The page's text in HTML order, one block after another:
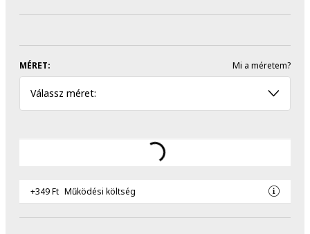
MÉRET: Mi a méretem?
Válassz méret:
+349 Ft Működési költség